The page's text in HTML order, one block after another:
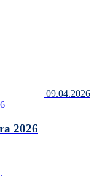
09.04.2026
2026